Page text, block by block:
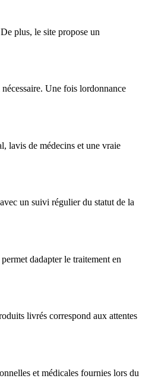
plus, le site propose un
Une fois lordonnance
lavis de médecins et une vraie
un suivi régulier du statut de la
dadapter le traitement en
livrés correspond aux attentes
et médicales fournies lors du